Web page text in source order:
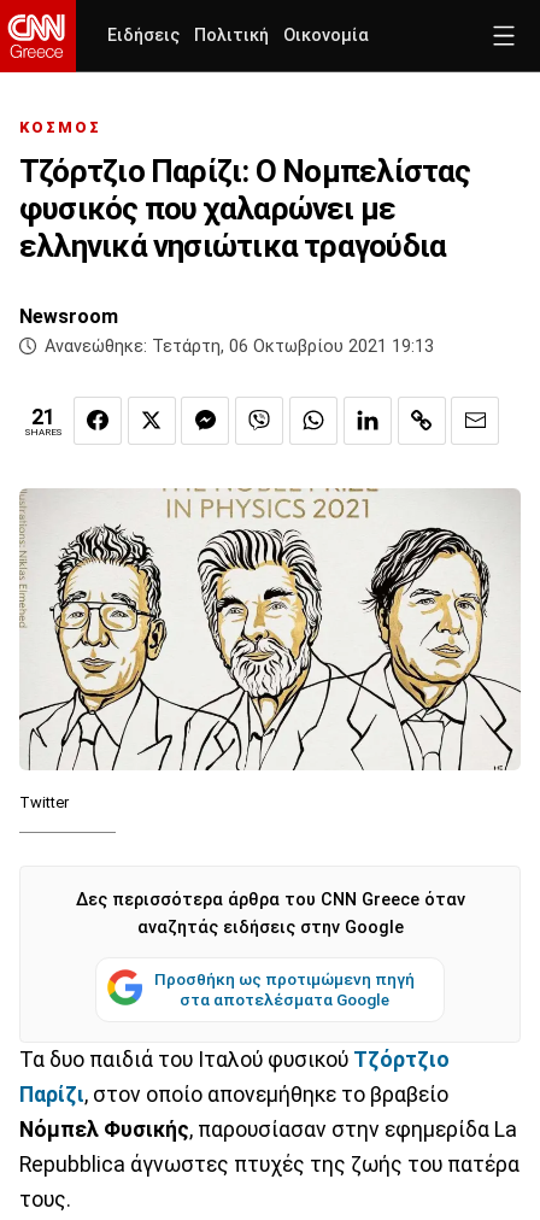
Ειδήσεις Πολιτική Οικονομία
ΚΟΣΜΟΣ
Τζόρτζιο Παρίζι: Ο Νομπελίστας
φυσικός που χαλαρώνει με
ελληνικά νησιώτικα τραγούδια
Newsroom
Ανανεώθηκε: Τετάρτη, 06 Οκτωβρίου 2021 19:13
21
SHARES
Twitter
Δες περισσότερα άρθρα του CNN Greece όταν
αναζητάς ειδήσεις στην Google
Προσθήκη ως προτιμώμενη πηγή
στα αποτελέσματα Google
Τα δυο παιδιά του Ιταλού φυσικού Τζόρτζιο
Παρίζι, στον οποίο απονεμήθηκε το βραβείο
Νόμπελ Φυσικής, παρουσίασαν στην εφημερίδα La
Repubblica άγνωστες πτυχές της ζωής του πατέρα
τους.